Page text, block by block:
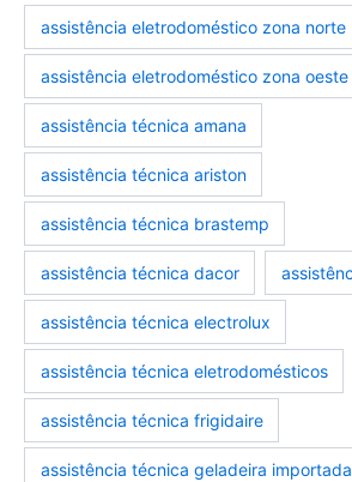
marcas-
assistência eletrodoméstico zona norte
assistência eletrodoméstico zona oeste
assistência técnica amana
assistência técnica ariston
assistência técnica brastemp
assistência técnica dacor
assistência técnica electrolux
assistência técnica eletrodomésticos
assistência técnica frigidaire
assistência técnica geladeira importada